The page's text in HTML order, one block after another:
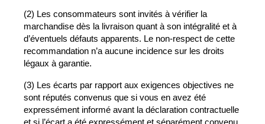
(2) Les consommateurs sont invités à vérifier la
marchandise dès la livraison quant à son intégralité et à
d’éventuels défauts apparents. Le non-respect de cette
recommandation n’a aucune incidence sur les droits
légaux à garantie.
(3) Les écarts par rapport aux exigences objectives ne
sont réputés convenus que si vous en avez été
expressément informé avant la déclaration contractuelle